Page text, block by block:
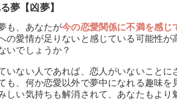
夢【凶夢】
も、あなたが今の恋愛関係に不満を感じ
の愛情が足りないと感じている可能性
いでしょうか？
いない人であれば、恋人がいないことに
も、何か恋愛以外で夢中になれる趣味
しい気持ちも解消されて、あなたもより